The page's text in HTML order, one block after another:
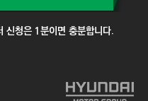
신청은 1분이면 충분합니다.